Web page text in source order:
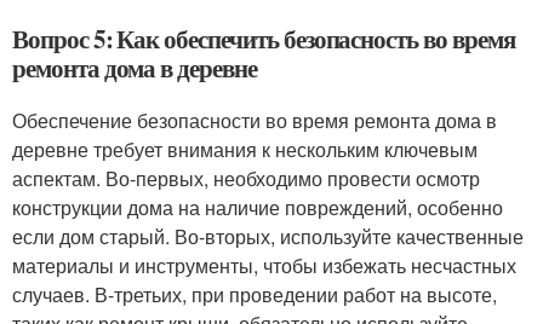
Вопрос 5: Как обеспечить безопасность во время
ремонта дома в деревне
Обеспечение безопасности во время ремонта дома в
деревне требует внимания к нескольким ключевым
аспектам. Во-первых, необходимо провести осмотр
конструкции дома на наличие повреждений, особенно
если дом старый. Во-вторых, используйте качественные
материалы и инструменты, чтобы избежать несчастных
случаев. В-третьих, при проведении работ на высоте,